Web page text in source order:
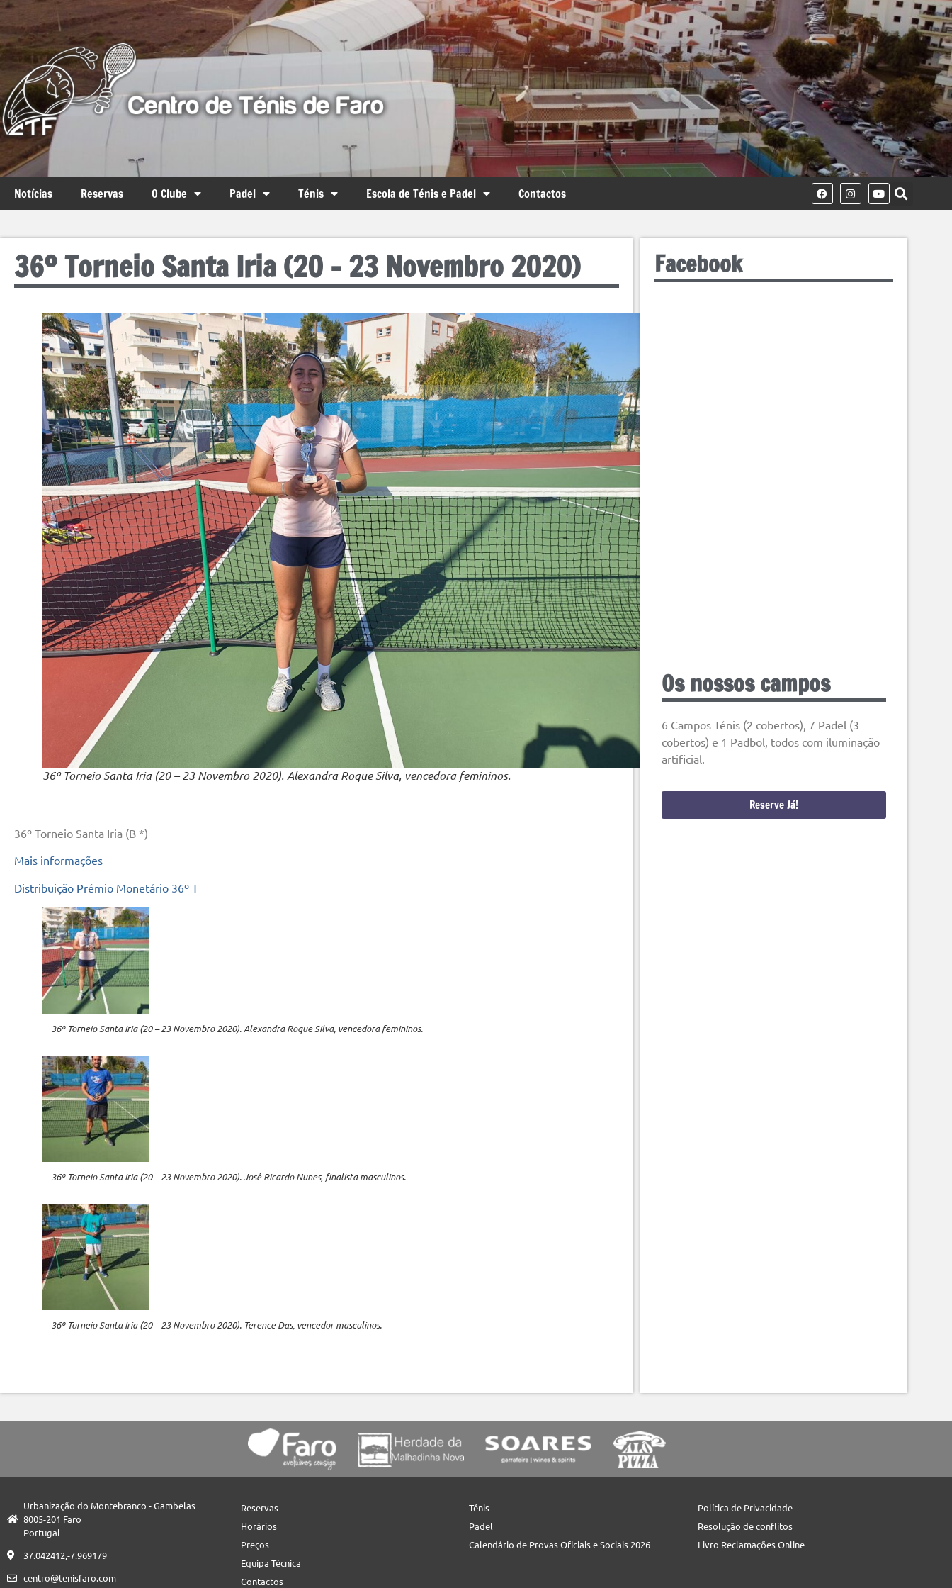
Notícias Reservas O Clube Padel Ténis Escola de Ténis e Padel Contactos
36º Torneio Santa Iria (20 – 23 Novembro 2020)
36º Torneio Santa Iria (20 – 23 Novembro 2020). Alexandra Roque Silva, vencedora femininos.
36º Torneio Santa Iria (B *)
Mais informações
Distribuição Prémio Monetário 36º T
36º Torneio Santa Iria (20 – 23 Novembro 2020). Alexandra Roque Silva, vencedora femininos.
36º Torneio Santa Iria (20 – 23 Novembro 2020). José Ricardo Nunes, finalista masculinos.
36º Torneio Santa Iria (20 – 23 Novembro 2020). Terence Das, vencedor masculinos.
Facebook
Os nossos campos
6 Campos Ténis (2 cobertos), 7 Padel (3
cobertos) e 1 Padbol, todos com iluminação
artificial.
Reserve Já!
Urbanização do Montebranco - Gambelas
8005-201 Faro
Portugal
37.042412,-7.969179
centro@tenisfaro.com
Reservas
Horários
Preços
Equipa Técnica
Contactos
Ténis
Padel
Calendário de Provas Oficiais e Sociais 2026
Política de Privacidade
Resolução de conflitos
Livro Reclamações Online